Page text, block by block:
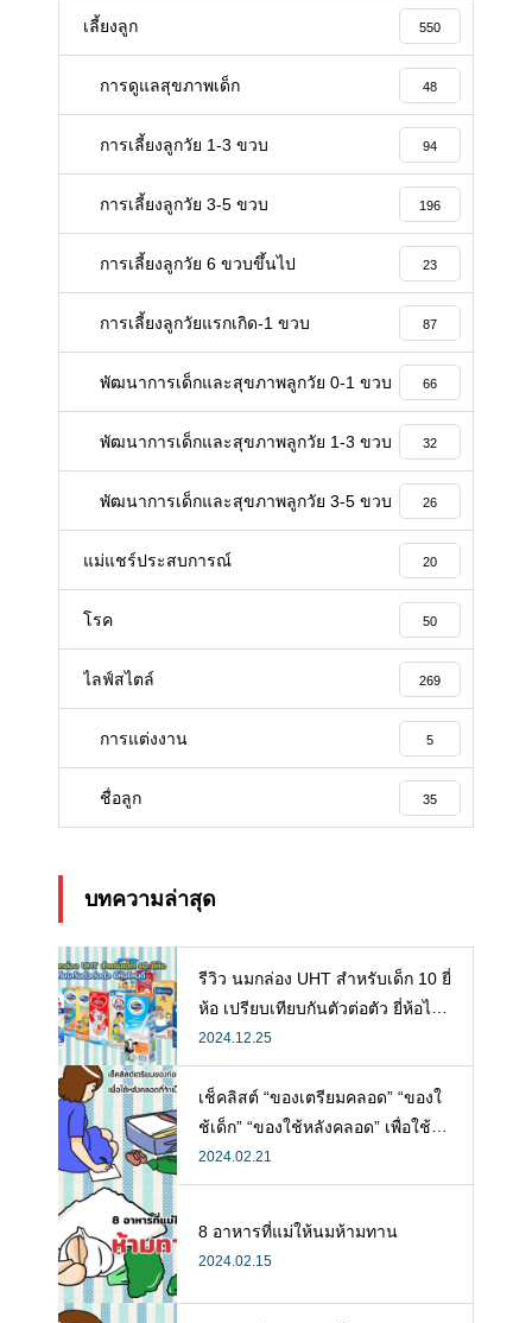
เลี้ยงลูก 550
การดูแลสุขภาพเด็ก 48
การเลี้ยงลูกวัย 1-3 ขวบ 94
การเลี้ยงลูกวัย 3-5 ขวบ 196
การเลี้ยงลูกวัย 6 ขวบขึ้นไป 23
การเลี้ยงลูกวัยแรกเกิด-1 ขวบ 87
พัฒนาการเด็กและสุขภาพลูกวัย 0-1 ขวบ 66
พัฒนาการเด็กและสุขภาพลูกวัย 1-3 ขวบ 32
พัฒนาการเด็กและสุขภาพลูกวัย 3-5 ขวบ 26
แม่แชร์ประสบการณ์ 20
โรค 50
ไลฟ์สไตล์ 269
การแต่งงาน 5
ชื่อลูก 35
บทความล่าสุด
รีวิว นมกล่อง UHT สำหรับเด็ก 10 ยี่
ห้อ เปรียบเทียบกันตัวต่อตัว ยี่ห้อไห
นดี พร้อมแนะวิธีการเลือกนมกล่องใ
ห้ลูก
2024.12.25
เช็คลิสต์ “ของเตรียมคลอด” “ของใ
ช้เด็ก” “ของใช้หลังคลอด” เพื่อใช้ห
ลังคลอดที่จำเป็น
2024.02.21
8 อาหารที่แม่ให้นมห้ามทาน
2024.02.15